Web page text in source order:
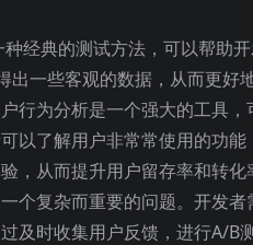
经典的测试方法，可以帮助
一些客观的数据，从而更好
行为分析是一个强大的工具
以了解用户非常常使用的功
，从而提升用户留存率和转化
个复杂而重要的问题。开发
及时收集用户反馈，进行A/B